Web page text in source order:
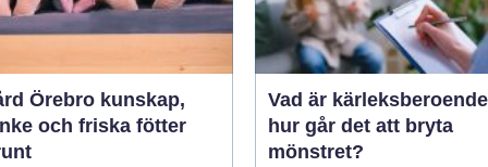
kunskap,
och friska fötter
Vad är kärleksberoende
hur går det att bryta
mönstret?